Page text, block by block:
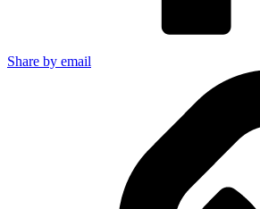
Share by email